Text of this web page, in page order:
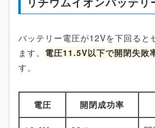
バッテリー電圧が12Vを下回ると
ます。 電圧11.5V以下で開閉失敗
す。
電圧 開閉成功率